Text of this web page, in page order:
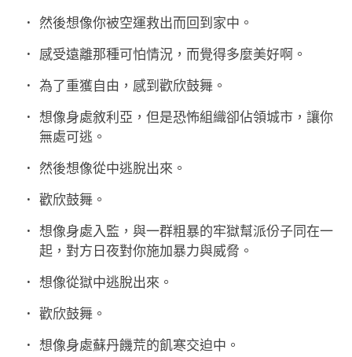
然後想像你被空運救出而回到家中。
感受遠離那種可怕情況，而覺得多麼美好啊。
為了重獲自由，感到歡欣鼓舞。
想像身處敘利亞，但是恐怖組織卻佔領城市，讓你
無處可逃。
然後想像從中逃脫出來。
歡欣鼓舞。
想像身處入監，與一群粗暴的牢獄幫派份子同在一
起，對方日夜對你施加暴力與威脅。
想像從獄中逃脫出來。
歡欣鼓舞。
想像身處蘇丹饑荒的飢寒交迫中。